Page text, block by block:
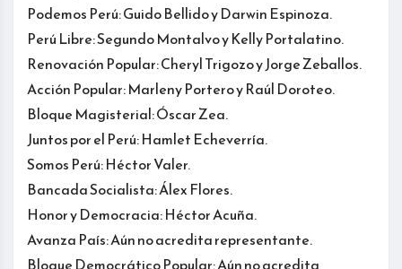
Podemos Perú: Guido Bellido y Darwin Espinoza.
Perú Libre: Segundo Montalvo y Kelly Portalatino.
Renovación Popular: Cheryl Trigozo y Jorge Zeballos.
Acción Popular: Marleny Portero y Raúl Doroteo.
Bloque Magisterial: Óscar Zea.
Juntos por el Perú: Hamlet Echeverría.
Somos Perú: Héctor Valer.
Bancada Socialista: Álex Flores.
Honor y Democracia: Héctor Acuña.
Avanza País: Aún no acredita representante.
Bloque Democrático Popular: Aún no acredita